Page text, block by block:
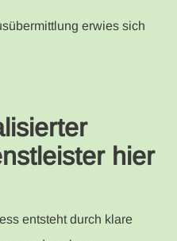
erwies sich
hier
entsteht durch klare